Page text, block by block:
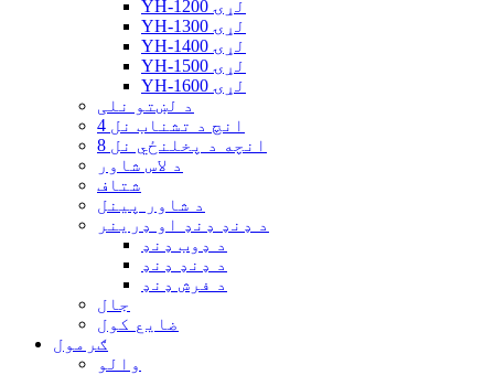
YH-1200 لړۍ
YH-1300 لړۍ
YH-1400 لړۍ
YH-1500 لړۍ
YH-1600 لړۍ
د لښتو نلی
4 انچ د تشناب نل
8 انچه د پخلنځي نل
د لاس شاور
شتاف
د شاور پینل
د ډنډ ډنډ او ډرینر
د ډوب ډنډ
د ډنډ ډنډ
د فرش ډنډ
جال
ضایع کول
ګرمول
والو